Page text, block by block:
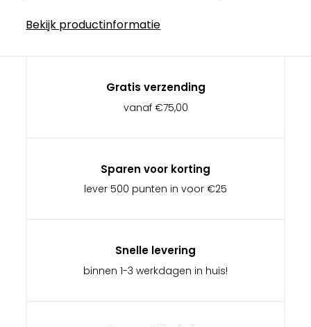
Bekijk productinformatie
Gratis verzending
vanaf €75,00
Sparen voor korting
lever 500 punten in voor €25
Snelle levering
binnen 1-3 werkdagen in huis!